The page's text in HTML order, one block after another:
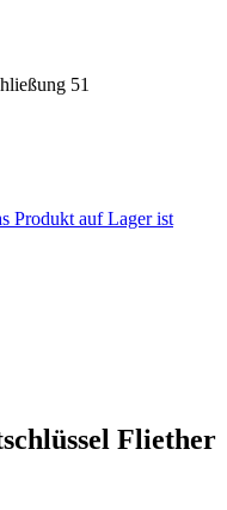
51
Produkt auf Lager ist
Fliether